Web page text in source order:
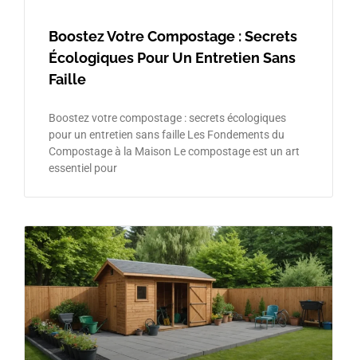
Boostez Votre Compostage : Secrets
Écologiques Pour Un Entretien Sans
Faille
Boostez votre compostage : secrets écologiques
pour un entretien sans faille Les Fondements du
Compostage à la Maison Le compostage est un art
essentiel pour